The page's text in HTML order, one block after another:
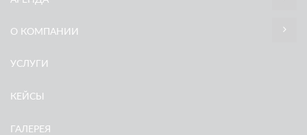
О КОМПАНИИ
УСЛУГИ
КЕЙСЫ
ГАЛЕРЕЯ